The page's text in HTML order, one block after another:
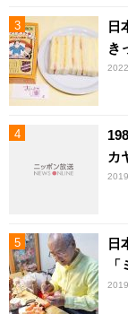
日
き
カ
日